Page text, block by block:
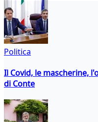
Politica
Il Covid, le mascherine,
di Conte